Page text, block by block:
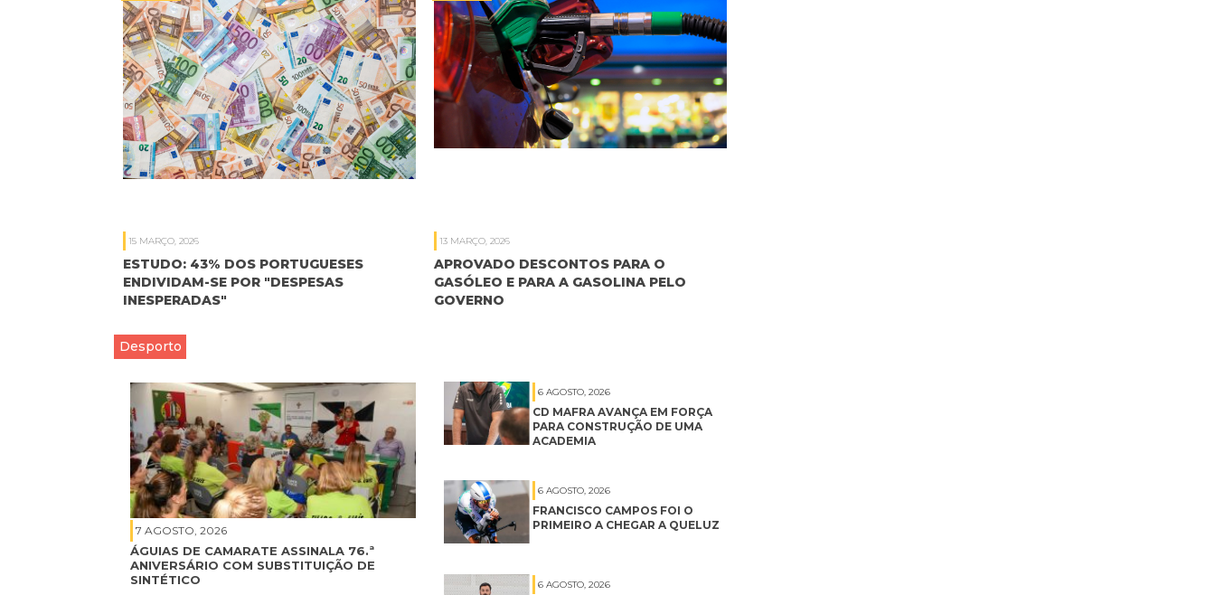
15 MARÇO, 2026
ESTUDO: 43% DOS PORTUGUESES
ENDIVIDAM-SE POR "DESPESAS
INESPERADAS"
13 MARÇO, 2026
APROVADO DESCONTOS PARA O
GASÓLEO E PARA A GASOLINA PELO
GOVERNO
Desporto
7 AGOSTO, 2026
ÁGUIAS DE CAMARATE ASSINALA 76.ª
ANIVERSÁRIO COM SUBSTITUIÇÃO DE
SINTÉTICO
6 AGOSTO, 2026
CD MAFRA AVANÇA EM FORÇA
PARA CONSTRUÇÃO DE UMA
ACADEMIA
6 AGOSTO, 2026
FRANCISCO CAMPOS FOI O
PRIMEIRO A CHEGAR A QUELUZ
6 AGOSTO, 2026